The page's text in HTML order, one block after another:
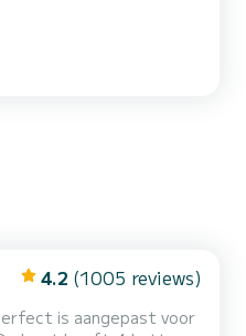
4.2 (1005 reviews)
is aangepast voor